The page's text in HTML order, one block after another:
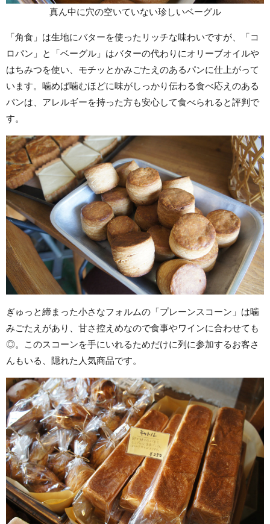
真ん中に穴の空いていない珍しいベーグル
「角食」は生地にバターを使ったリッチな味わいですが、「コ
ロパン」と「ベーグル」はバターの代わりにオリーブオイルや
はちみつを使い、モチッとかみごたえのあるパンに仕上がって
います。噛めば噛むほどに味がしっかり伝わる食べ応えのある
パンは、アレルギーを持った方も安心して食べられると評判で
す。
ぎゅっと締まった小さなフォルムの「プレーンスコーン」は噛
みごたえがあり、甘さ控えめなので食事やワインに合わせても
◎。このスコーンを手にいれるためだけに列に参加するお客さ
んもいる、隠れた人気商品です。